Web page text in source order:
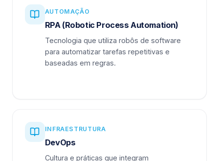
AUTOMAÇÃO
RPA (Robotic Process Automation)
Tecnologia que utiliza robôs de software
para automatizar tarefas repetitivas e
baseadas em regras.
INFRAESTRUTURA
DevOps
Cultura e práticas que integram